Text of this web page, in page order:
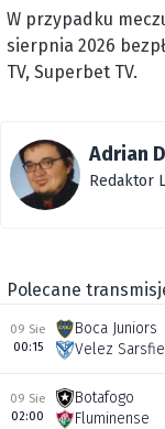
W przypadku
sierpnia 2026
TV, Superbet TV.
Adrian
Redaktor
Polecane
09 Sie
00:15
Boca Juniors
Velez
09 Sie
02:00
Botafogo
Fluminense